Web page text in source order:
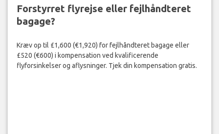
Forstyrret flyrejse eller fejlhåndteret
bagage?
Kræv op til £1,600 (€1,920) for fejlhåndteret bagage eller
£520 (€600) i kompensation ved kvalificerende
flyforsinkelser og aflysninger. Tjek din kompensation gratis.